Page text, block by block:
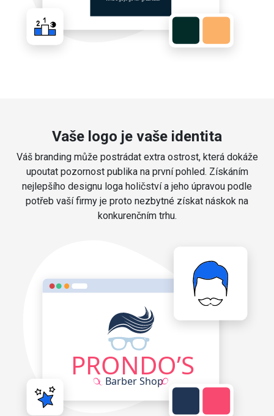
Vaše logo je vaše identita
Váš branding může postrádat extra ostrost, která dokáže
upoutat pozornost publika na první pohled. Získáním
nejlepšího designu loga holičství a jeho úpravou podle
potřeb vaší firmy je proto nezbytné získat náskok na
konkurenčním trhu.